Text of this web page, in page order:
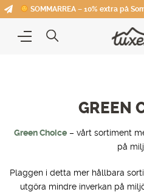
SOMMARREA – 10% extra på
GREEN
Green Choice – vårt sortiment
på
Plaggen i detta mer hållbara
utgöra mindre inverkan på